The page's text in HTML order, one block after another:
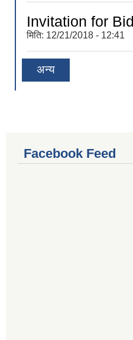
Invitation for
मिति: 12/21/2018 - 12:41
अन्य
Facebook Feed